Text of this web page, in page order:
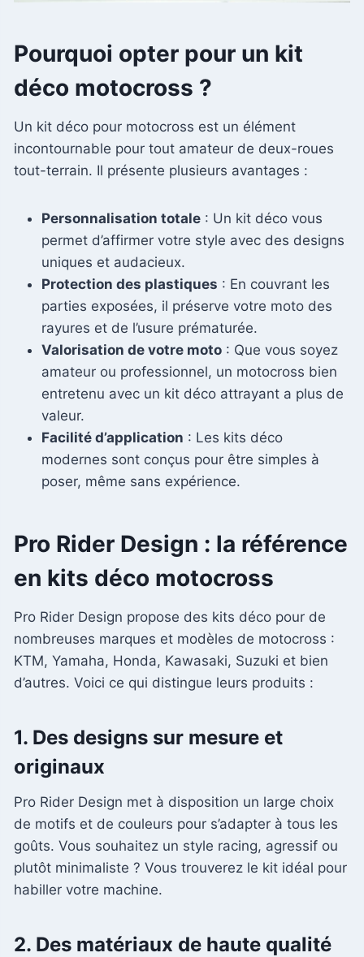
Pourquoi opter pour un kit
déco motocross ?
Un kit déco pour motocross est un élément
incontournable pour tout amateur de deux-roues
tout-terrain. Il présente plusieurs avantages :
Personnalisation totale : Un kit déco vous
permet d’affirmer votre style avec des designs
uniques et audacieux.
Protection des plastiques : En couvrant les
parties exposées, il préserve votre moto des
rayures et de l’usure prématurée.
Valorisation de votre moto : Que vous soyez
amateur ou professionnel, un motocross bien
entretenu avec un kit déco attrayant a plus de
valeur.
Facilité d’application : Les kits déco
modernes sont conçus pour être simples à
poser, même sans expérience.
Pro Rider Design : la référence
en kits déco motocross
Pro Rider Design propose des kits déco pour de
nombreuses marques et modèles de motocross :
KTM, Yamaha, Honda, Kawasaki, Suzuki et bien
d’autres. Voici ce qui distingue leurs produits :
1. Des designs sur mesure et
originaux
Pro Rider Design met à disposition un large choix
de motifs et de couleurs pour s’adapter à tous les
goûts. Vous souhaitez un style racing, agressif ou
plutôt minimaliste ? Vous trouverez le kit idéal pour
habiller votre machine.
2. Des matériaux de haute qualité